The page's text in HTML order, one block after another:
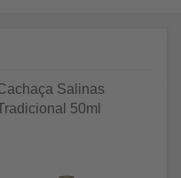
Salinas
Tradicional 50ml